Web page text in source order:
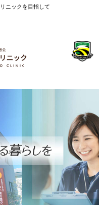
ニックを目指して